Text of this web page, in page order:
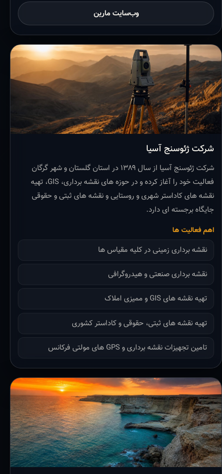
وب‌سایت مارین
شرکت ژئوسنج آسیا
شرکت ژئوسنج آسیا از سال ۱۳۸۹ در استان گلستان و شهر گرگان
فعالیت خود را آغاز کرده و در حوزه های نقشه برداری، GIS، تهیه
نقشه های کاداستر شهری و روستایی و نقشه های ثبتی و حقوقی
جایگاه برجسته ای دارد.
اهم فعالیت ها
نقشه برداری زمینی در کلیه مقیاس ها
نقشه برداری صنعتی و هیدروگرافی
تهیه نقشه های GIS و ممیزی املاک
تهیه نقشه های ثبتی، حقوقی و کاداستر کشوری
تامین تجهیزات نقشه برداری و GPS های مولتی فرکانس